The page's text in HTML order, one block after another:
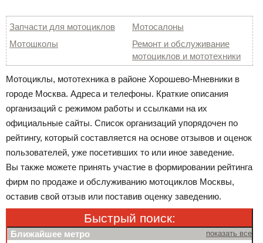
Запчасти для мотоциклов
Мотосалоны
Мотошколы
Ремонт и обслуживание
мотоциклов и мототехники
Мотоциклы, мототехника в районе Хорошево-Мневники в
городе Москва. Адреса и телефоны. Краткие описания
организаций с режимом работы и ссылками на их
официальные сайты. Список организаций упорядочен по
рейтингу, который составляется на основе отзывов и оценок
пользователей, уже посетивших то или иное заведение.
Вы также можете принять участие в формировании рейтинга
фирм по продаже и обслуживанию мотоциклов Москвы,
оставив свой отзыв или поставив оценку заведению.
Быстрый поиск:
Ближайшее метро показать все